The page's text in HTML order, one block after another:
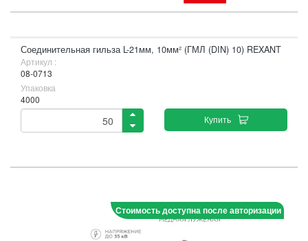
Соединительная гильза L-21мм, 10мм² (ГМЛ (DIN) 10) REXANT
Артикул :
08-0713
Упаковка
4000
Купить
Стоимость доступна после авторизации